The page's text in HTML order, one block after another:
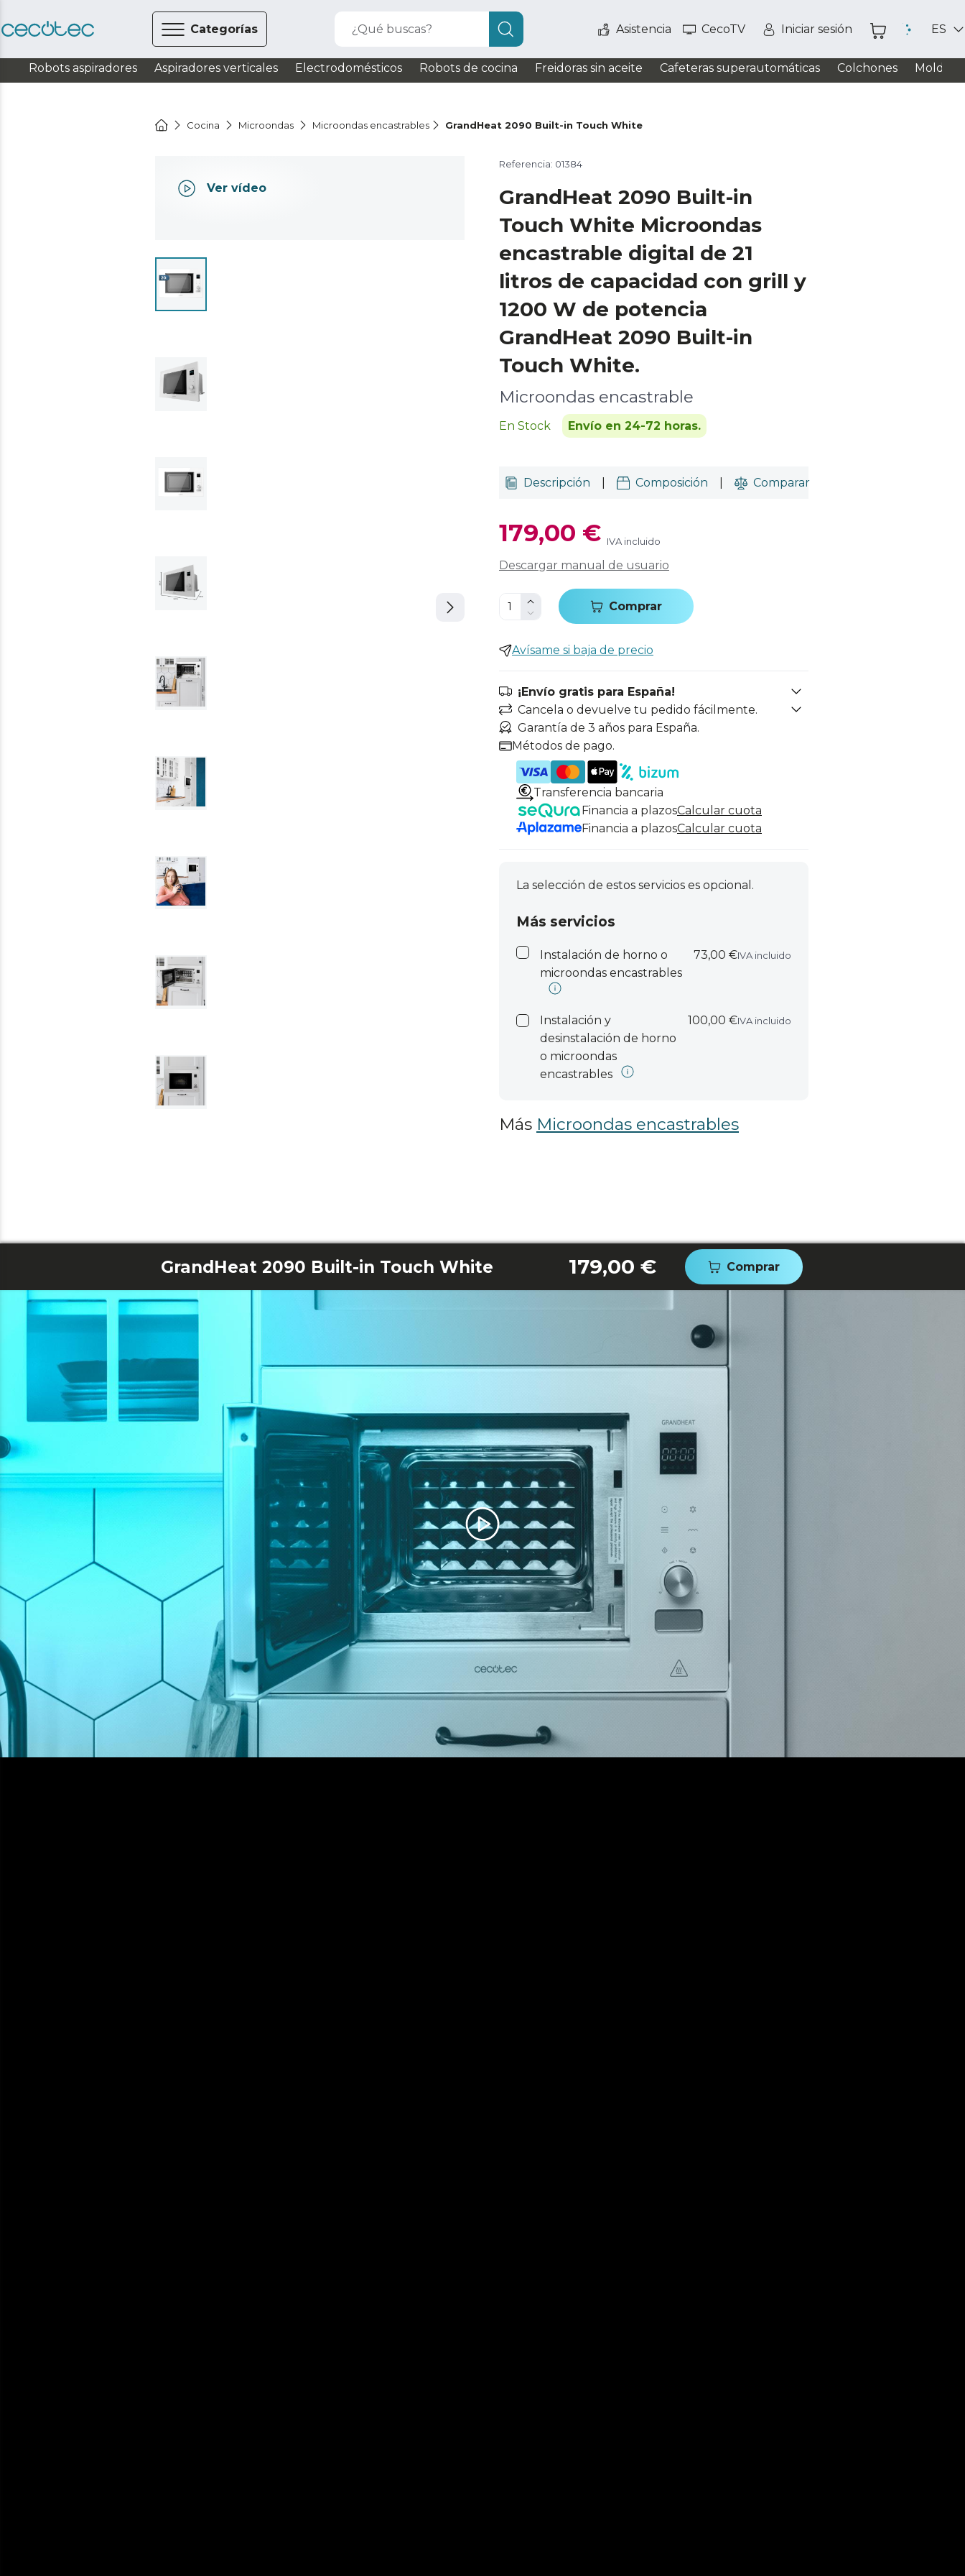
Categorías ¿Qué buscas? Asistencia CecoTV Iniciar sesión ES
Robots aspiradores Aspiradores verticales Electrodomésticos Robots de cocina Freidoras sin aceite Cafeteras superautomáticas Colchones
Cocina Microondas Microondas encastrables GrandHeat 2090 Built-in Touch White
Ver vídeo
Referencia: 01384
GrandHeat 2090 Built-in
Touch White Microondas
encastrable digital de 21
litros de capacidad con grill y
1200 W de potencia
GrandHeat 2090 Built-in
Touch White.
Microondas encastrable
En Stock Envío en 24-72 horas.
Descripción Composición Comparar
179,00 € IVA incluido
Descargar manual de usuario
Comprar
Avísame si baja de precio
¡Envío gratis para España!
Cancela o devuelve tu pedido fácilmente.
Garantía de 3 años para España.
Métodos de pago.
Transferencia bancaria
Financia a plazosCalcular cuota
Financia a plazosCalcular cuota
La selección de estos servicios es opcional.
Más servicios
Instalación de horno o
microondas encastrables
73,00 €IVA incluido
Instalación y
desinstalación de horno
o microondas
encastrables
100,00 €IVA incluido
Más Microondas encastrables
GrandHeat 2090 Built-in Touch White 179,00 € Comprar